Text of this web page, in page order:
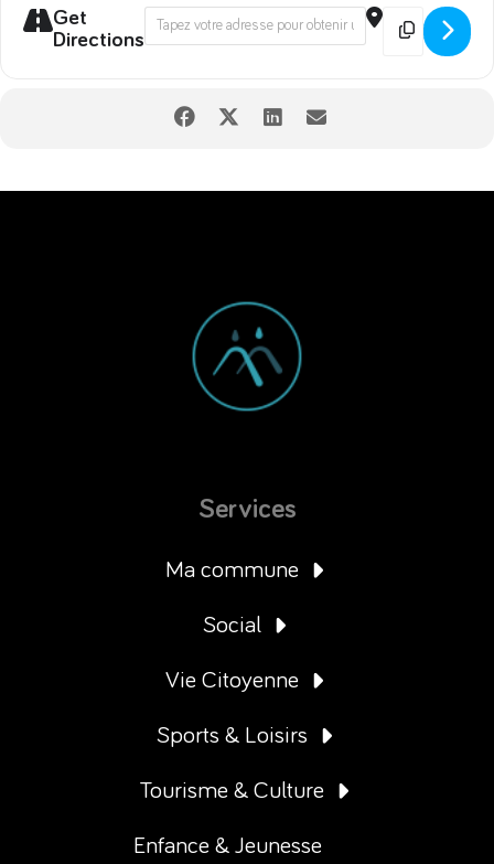
Get
Directions
Address - Formation | Inventaire de la
Destination
Services
Ma commune
Social
Vie Citoyenne
Sports & Loisirs
Tourisme & Culture
Enfance & Jeunesse